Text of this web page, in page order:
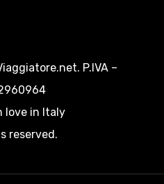
P.IVA –
love in Italy
reserved.